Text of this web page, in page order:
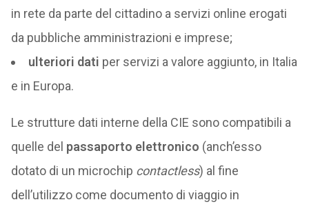
in rete da parte del cittadino a servizi online erogati
da pubbliche amministrazioni e imprese;
ulteriori dati per servizi a valore aggiunto, in Italia
e in Europa.
Le strutture dati interne della CIE sono compatibili a
quelle del passaporto elettronico (anch’esso
dotato di un microchip contactless) al fine
dell’utilizzo come documento di viaggio in